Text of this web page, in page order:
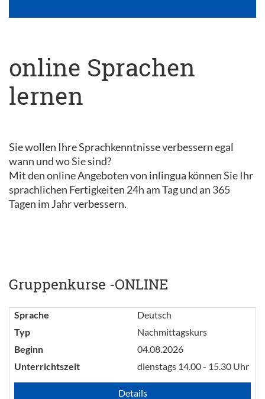
online Sprachen
lernen
Sie wollen Ihre Sprachkenntnisse verbessern egal
wann und wo Sie sind?
Mit den online Angeboten von inlingua können Sie Ihr
sprachlichen Fertigkeiten 24h am Tag und an 365
Tagen im Jahr verbessern.
Gruppenkurse -ONLINE
Sprache
Deutsch
Typ
Nachmittagskurs
Beginn
04.08.2026
Unterrichtszeit
dienstags 14.00 - 15.30 Uhr
Details